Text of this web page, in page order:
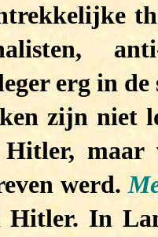
erg in de
zijn niet
Hitler,
werd.
Hitler. In